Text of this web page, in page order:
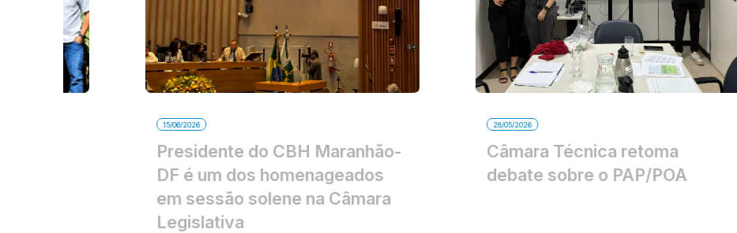
Presidente do CBH Maranhão-
DF é um dos homenageados
em sessão solene na Câmara
Legislativa
Câmara Técnica retoma
debate sobre o PAP/POA